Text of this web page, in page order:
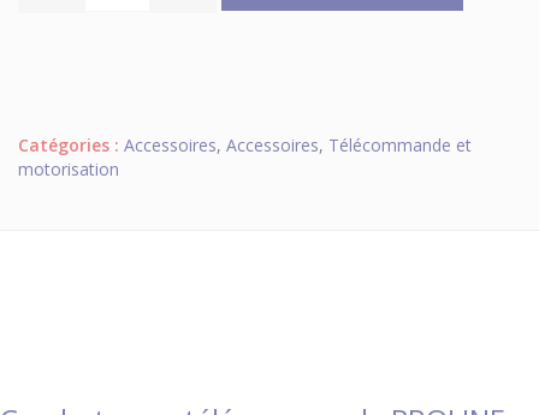
Catégories : Accessoires, Accessoires, Télécommande et
motorisation